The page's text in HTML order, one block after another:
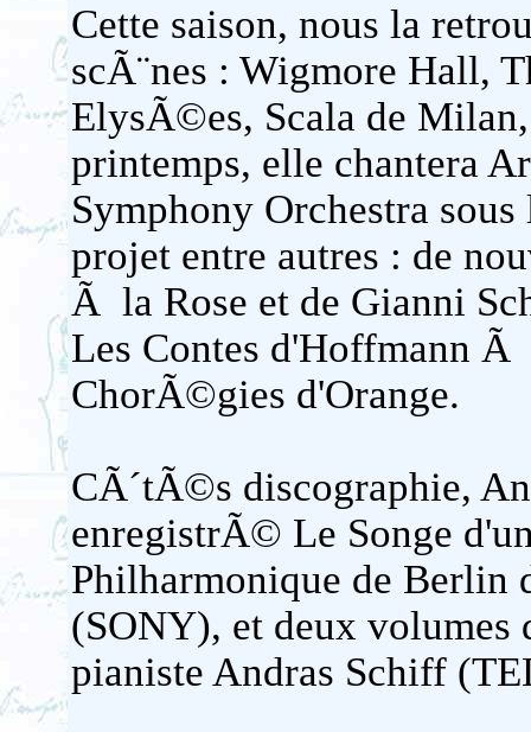
Cette saison, nous la
scÃ¨nes : Wigmore Hall,
ElysÃ©es, Scala de
printemps, elle chantera
Symphony Orchestra
projet entre autres : de
Ã la Rose et de Gianni
Les Contes d'Hoffmann
ChorÃ©gies d'Orange.
CÃ´tÃ©s discographie,
enregistrÃ© Le Songe
Philharmonique de
(SONY), et deux volumes
pianiste Andras Schiff